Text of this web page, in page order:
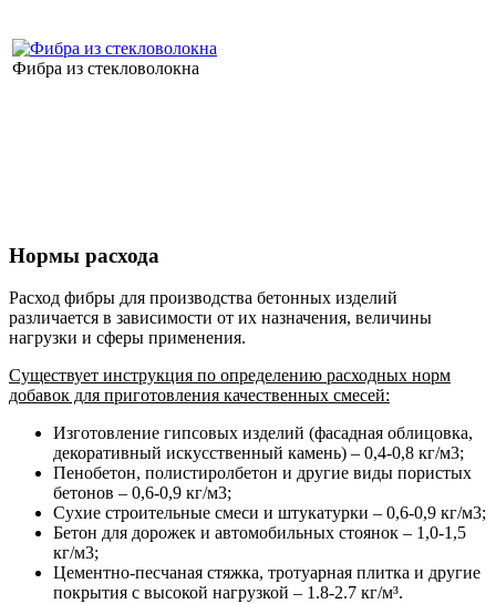
Фибра из стекловолокна
Нормы расхода
Расход фибры для производства бетонных изделий
различается в зависимости от их назначения, величины
нагрузки и сферы применения.
Существует инструкция по определению расходных норм
добавок для приготовления качественных смесей:
Изготовление гипсовых изделий (фасадная облицовка,
декоративный искусственный камень) – 0,4-0,8 кг/м3;
Пенобетон, полистиролбетон и другие виды пористых
бетонов – 0,6-0,9 кг/м3;
Сухие строительные смеси и штукатурки – 0,6-0,9 кг/м3;
Бетон для дорожек и автомобильных стоянок – 1,0-1,5
кг/м3;
Цементно-песчаная стяжка, тротуарная плитка и другие
покрытия с высокой нагрузкой – 1.8-2.7 кг/м³.